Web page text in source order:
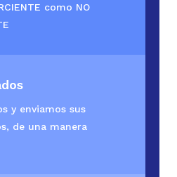
como NO
y enviamos sus
de una manera